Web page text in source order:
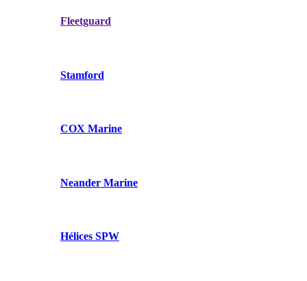
Fleetguard
Stamford
COX Marine
Neander Marine
Hélices SPW